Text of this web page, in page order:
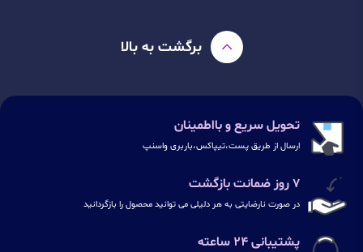
برگشت به بالا
تحویل سریع و بااطمینان
ارسال از طریق پست،تیپاکس،باربری واسنپ
۷ روز ضمانت بازگشت
در صورت نارضایتی به هر دلیلی می توانید محصول را بازگردانید
پشتیبانی ۲۴ ساعته